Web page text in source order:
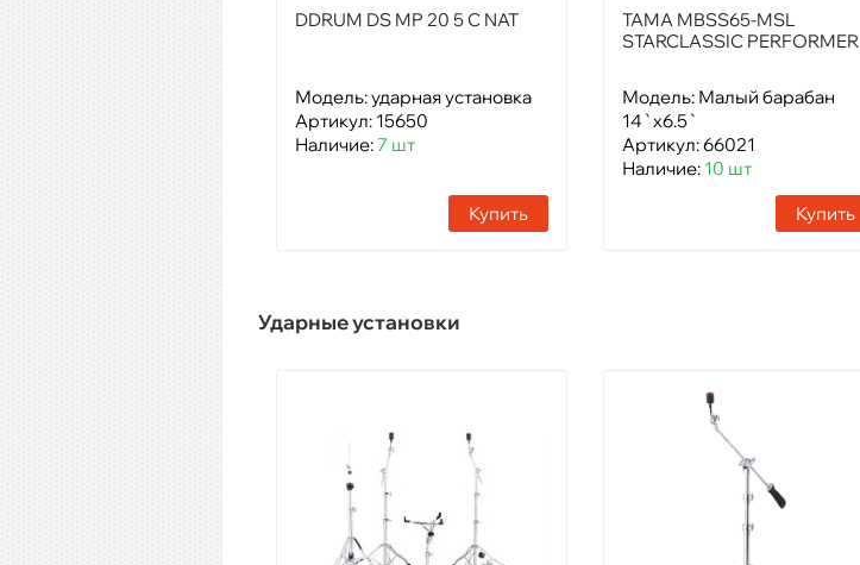
DDRUM DS MP 20 5 C NAT
Модель: ударная установка
Артикул: 15650
Наличие:7 шт
Купить
TAMA MBSS65-MSL
STARCLASSIC PERFORMER
Модель: Малый барабан
14`x6.5`
Артикул: 66021
Наличие: 10 шт
Купить
Ударные установки